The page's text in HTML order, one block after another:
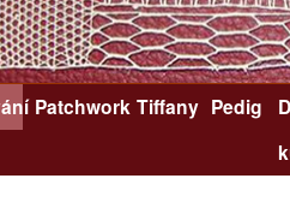
Patchwork Tiffany Pedig